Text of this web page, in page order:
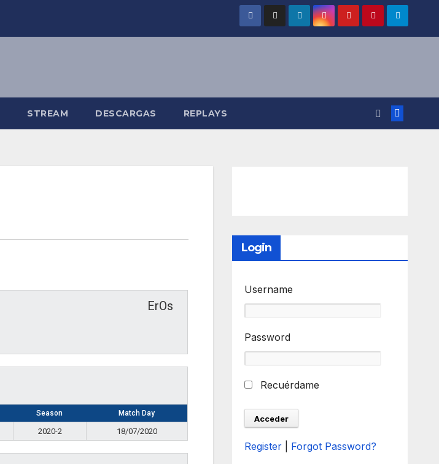
STREAM DESCARGAS REPLAYS
ErOs
Season Match Day
2020-2 18/07/2020
Login
Username
Password
Recuérdame
Register Forgot Password?